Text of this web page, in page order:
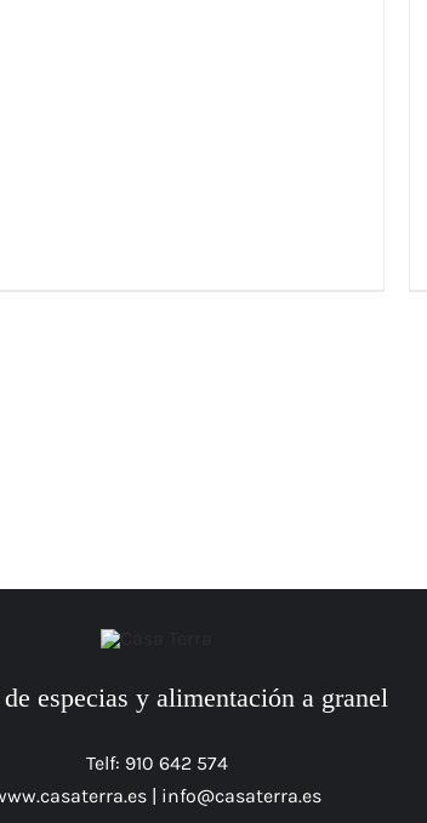
especias y alimentación a granel
Telf: 910 642 574
| info@casaterra.es